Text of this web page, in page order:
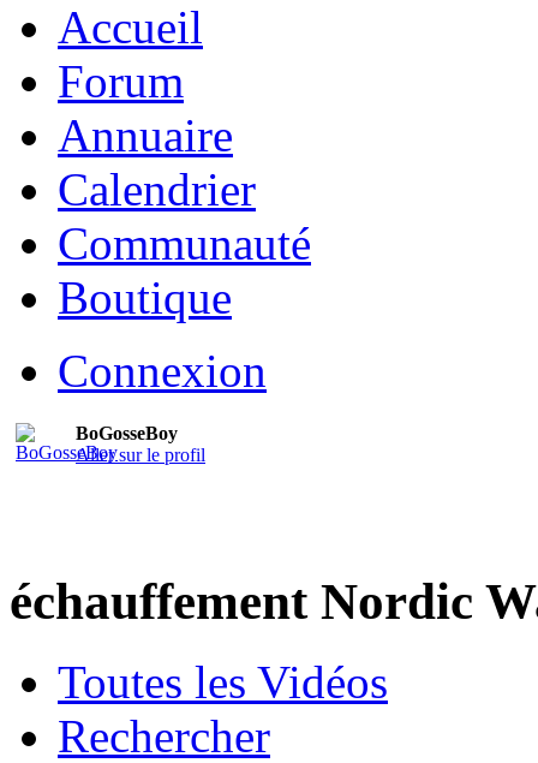
Accueil
Forum
Annuaire
Calendrier
Communauté
Boutique
Connexion
BoGosseBoy
Aller sur le profil
échauffement Nordic
Toutes les Vidéos
Rechercher